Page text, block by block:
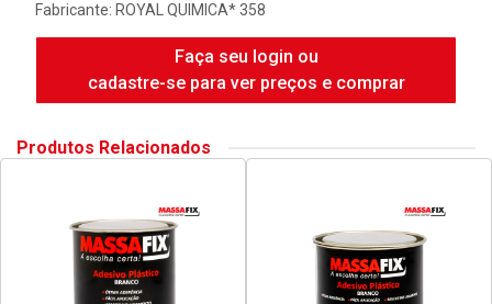
Fabricante: ROYAL QUIMICA* 358
Faça seu login ou
cadastre-se para ver preços e comprar
Produtos Relacionados